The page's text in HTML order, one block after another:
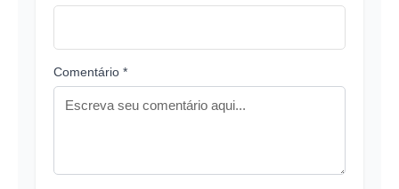
Comentário *